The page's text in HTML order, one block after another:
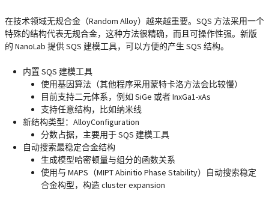
在技术领域无规合金（Random Alloy）越来越重要。SQS 方法采用一个
特殊的结构代表无规合金，这种方法很精确，而且可操作性强。新版
的 NanoLab 提供 SQS 建模工具，可以方便的产生 SQS 结构。
内置 SQS 建模工具
使用基因算法（其他程序采用蒙特卡洛方法会比较慢）
目前支持二元体系，例如 SiGe 或者 InxGa1-xAs
支持任意结构，比如纳米线
新结构类型：AlloyConfiguration
分数占据，主要用于 SQS 建模工具
自动搜索最稳定合金结构
生成模型哈密顿量与组分的函数关系
使用与 MAPS（MIPT Abinitio Phase Stability）自动搜索稳定
合金构型，构造 cluster expansion